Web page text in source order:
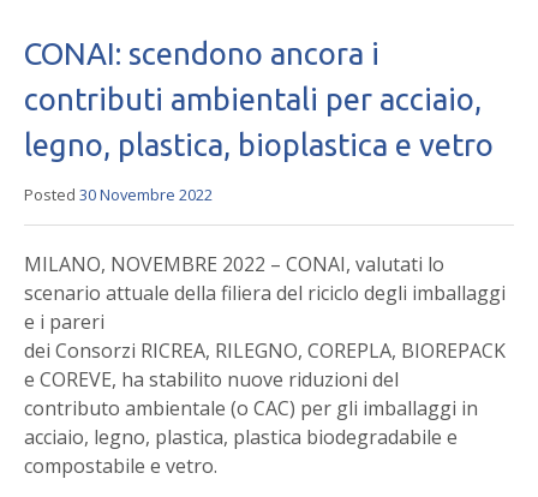
CONAI: scendono ancora i
contributi ambientali per acciaio,
legno, plastica, bioplastica e vetro
Posted 30 Novembre 2022
MILANO, NOVEMBRE 2022 – CONAI, valutati lo
scenario attuale della filiera del riciclo degli imballaggi
e i pareri
dei Consorzi RICREA, RILEGNO, COREPLA, BIOREPACK
e COREVE, ha stabilito nuove riduzioni del
contributo ambientale (o CAC) per gli imballaggi in
acciaio, legno, plastica, plastica biodegradabile e
compostabile e vetro.